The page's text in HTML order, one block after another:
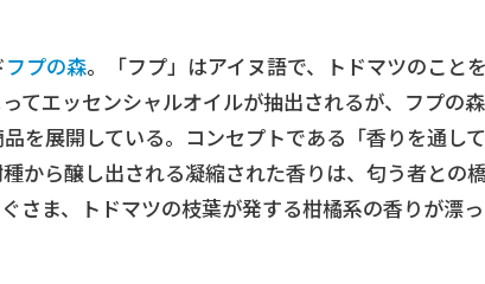
フプの森。「フプ」はアイヌ語で、トドマツのことを
てエッセンシャルオイルが抽出されるが、フプの森
を展開している。コンセプトである「香りを通して
から醸し出される凝縮された香りは、匂う者との
さま、トドマツの枝葉が発する柑橘系の香りが漂っ